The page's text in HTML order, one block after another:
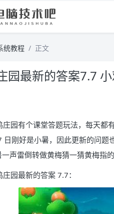
统教程 正文
园最新的答案7.7
庄园有个课堂答题玩法，每天都
日刚好是小暑，因此更新的问
声雷倒转做黄梅猜一猜黄梅指
庄园最新的答案 7.7：